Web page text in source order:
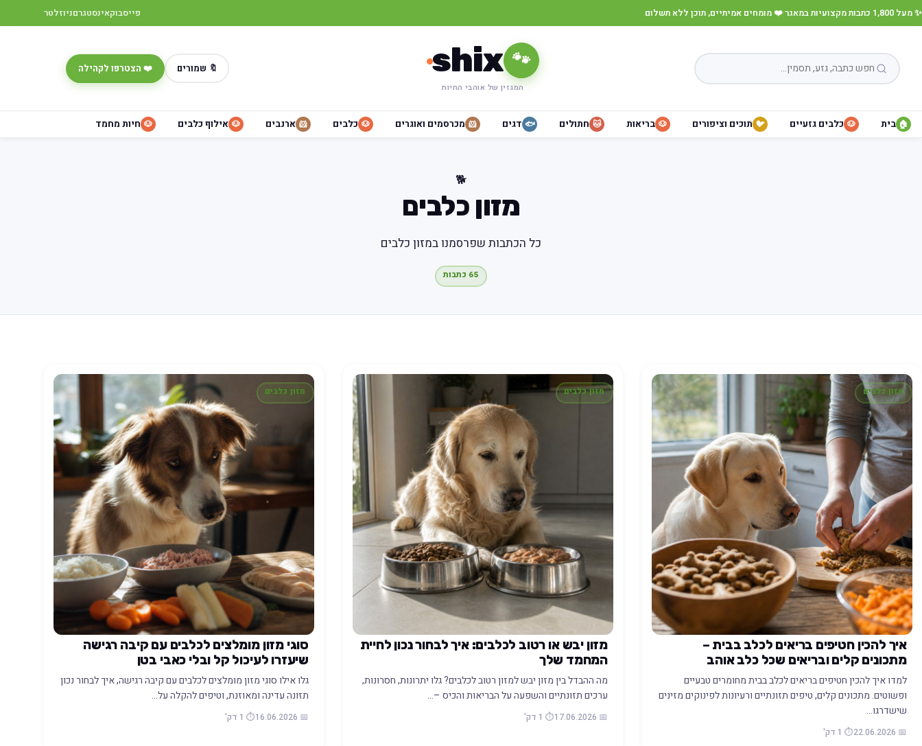
✨ מעל 1,800 כתבות מקצועיות במאגר ·❤️ מומחים אמיתיים, תוכן ללא תשלום פייסבוקאינסטגרםניוזלטר
🐾
shix
המגזין של אוהבי החיות
🔖 שמורים ❤️ הצטרפו לקהילה
🏠 בית 🐶 כלבים גזעיים 🐦 תוכים וציפורים 🐶 בריאות 🐱 חתולים 🐟 דגים 🐹 מכרסמים ואוגרים 🐶 כלבים 🐹 ארנבים 🐶 אילוף כלבים 🐶 חיות מחמד
🐕
מזון כלבים
כל הכתבות שפרסמנו במזון כלבים
65 כתבות
מזון כלבים
איך להכין חטיפים בריאים לכלב בבית –
מתכונים קלים ובריאים שכל כלב אוהב
למדו איך להכין חטיפים בריאים לכלב בבית מחומרים טבעיים
ופשוטים. מתכונים קלים, טיפים תזונתיים ורעיונות לפינוקים מזינים
שישדרגו…
📅 22.06.2026 ⏱️ 1 דק'
מזון כלבים
מזון יבש או רטוב לכלבים: איך לבחור נכון לחיית
המחמד שלך
מה ההבדל בין מזון יבש למזון רטוב לכלבים? גלו יתרונות, חסרונות,
ערכים תזונתיים והשפעה על הבריאות והכיס –…
📅 17.06.2026 ⏱️ 1 דק'
מזון כלבים
סוגי מזון מומלצים לכלבים עם קיבה רגישה
שיעזרו לעיכול קל ובלי כאבי בטן
גלו אילו סוגי מזון מומלצים לכלבים עם קיבה רגישה, איך לבחור נכון
תזונה עדינה ומאוזנת, וטיפים להקלה על…
📅 16.06.2026 ⏱️ 1 דק'